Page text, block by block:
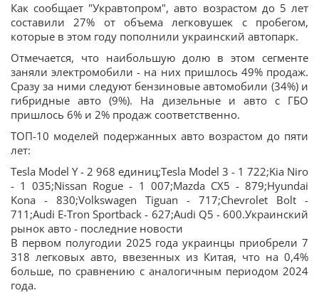
Как сообщает "Укравтопром", авто возрастом до 5 лет
составили 27% от объема легковушек с пробегом,
которые в этом году пополнили украинский автопарк.
Отмечается, что наибольшую долю в этом сегменте
заняли электромобили - на них пришлось 49% продаж.
Сразу за ними следуют бензиновые автомобили (34%) и
гибридные авто (9%). На дизельные и авто с ГБО
пришлось 6% и 2% продаж соответственно.
ТОП-10 моделей подержанных авто возрастом до пяти
лет:
Tesla Model Y - 2 968 единиц;Tesla Model 3 - 1 722;Kia Niro
- 1 035;Nissan Rogue - 1 007;Mazda CX5 - 879;Hyundai
Kona - 830;Volkswagen Tiguan - 717;Chevrolet Bolt -
711;Audi E-Tron Sportback - 627;Audi Q5 - 600.Украинский
рынок авто - последние новости
В первом полугодии 2025 года украинцы приобрели 7
318 легковых авто, ввезенных из Китая, что на 0,4%
больше, по сравнению с аналогичным периодом 2024
года.